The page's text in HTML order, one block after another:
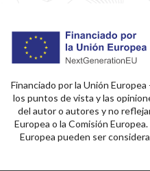
Financiado por la Unión
los puntos de vista y las
del autor o autores y no
Europea o la Comisión
Europea pueden ser